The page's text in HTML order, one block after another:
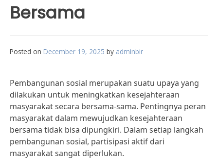
Bersama
Posted on December 19, 2025 by adminbir
Pembangunan sosial merupakan suatu upaya yang
dilakukan untuk meningkatkan kesejahteraan
masyarakat secara bersama-sama. Pentingnya peran
masyarakat dalam mewujudkan kesejahteraan
bersama tidak bisa dipungkiri. Dalam setiap langkah
pembangunan sosial, partisipasi aktif dari
masyarakat sangat diperlukan.